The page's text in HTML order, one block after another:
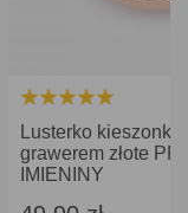
Lusterko
grawerem złote
IMIENINY